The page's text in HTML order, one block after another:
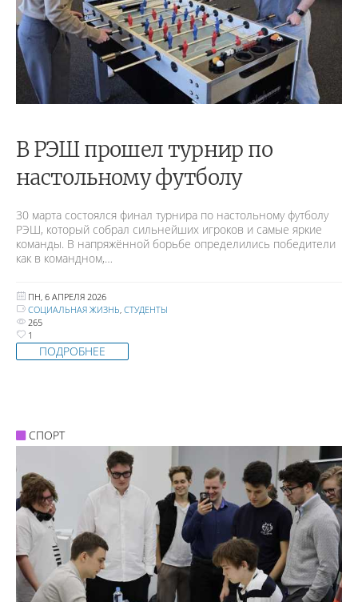
В РЭШ прошел турнир по
настольному футболу
30 марта состоялся финал турнира по настольному футболу
РЭШ, который собрал сильнейших игроков и самые яркие
команды. В напряжённой борьбе определились победители
как в командном,…
ПН, 6 АПРЕЛЯ 2026
СОЦИАЛЬНАЯ ЖИЗНЬ, СТУДЕНТЫ
265
1
ПОДРОБНЕЕ
СПОРТ